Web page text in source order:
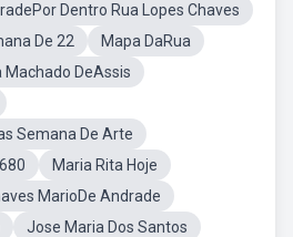
Dentro Rua Lopes Chaves
De 22
Mapa DaRua
Machado DeAssis
Semana De Arte
Maria Rita Hoje
MarioDe Andrade
Jose Maria Dos Santos